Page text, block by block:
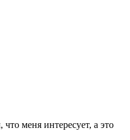
меня интересует, а это